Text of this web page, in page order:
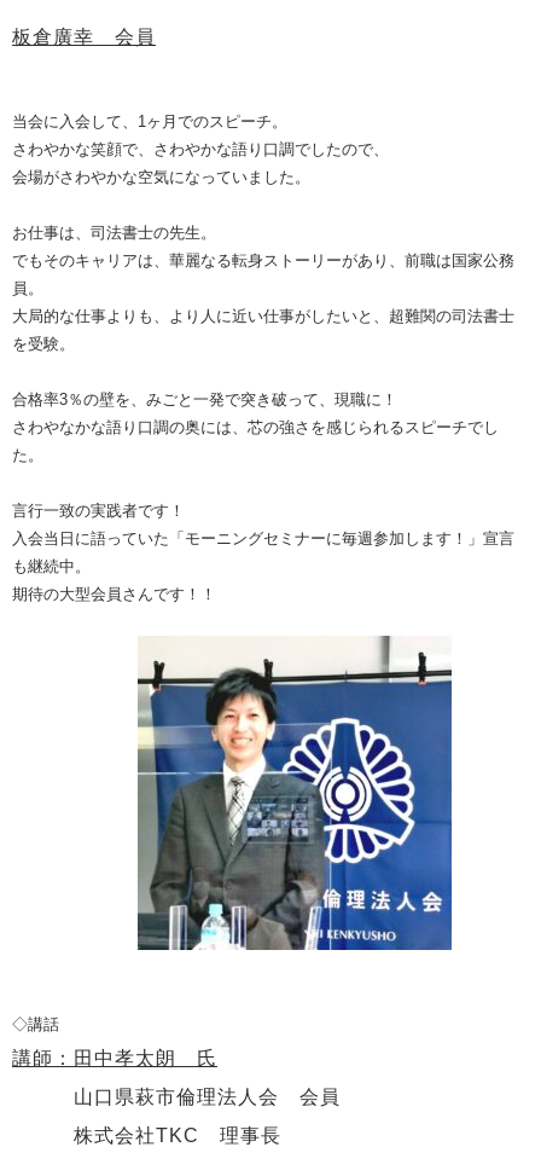
板倉廣幸 会員
当会に入会して、1ヶ月でのスピーチ。
さわやかな笑顔で、さわやかな語り口調でしたので、
会場がさわやかな空気になっていました。
お仕事は、司法書士の先生。
でもそのキャリアは、華麗なる転身ストーリーがあり、前職は国家公務
員。
大局的な仕事よりも、より人に近い仕事がしたいと、超難関の司法書士
を受験。
合格率3％の壁を、みごと一発で突き破って、現職に！
さわやなかな語り口調の奥には、芯の強さを感じられるスピーチでし
た。
言行一致の実践者です！
入会当日に語っていた「モーニングセミナーに毎週参加します！」宣言
も継続中。
期待の大型会員さんです！！
◇講話
講師：田中孝太朗 氏
山口県萩市倫理法人会 会員
株式会社TKC 理事長